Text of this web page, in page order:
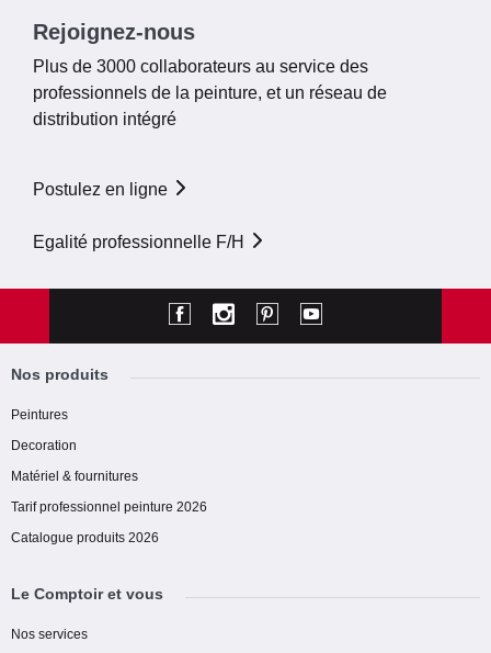
Rejoignez-nous
Plus de 3000 collaborateurs au service des
professionnels de la peinture, et un réseau de
distribution intégré
Postulez en ligne
Egalité professionnelle F/H
Nos produits
Peintures
Decoration
Matériel & fournitures
Tarif professionnel peinture 2026
Catalogue produits 2026
Le Comptoir et vous
Nos services